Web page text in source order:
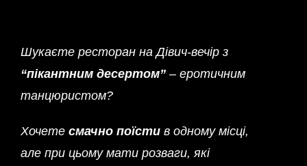
Шукаєте ресторан на Дівич-вечір з
“пікантним десертом” – еротичним
танцюристом?
Хочете смачно поїстив одному місці,
але при цьому мати розваги, які